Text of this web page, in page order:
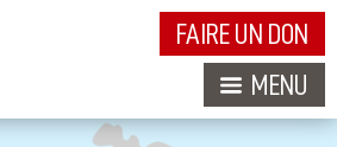
FAIRE UN DON
MENU